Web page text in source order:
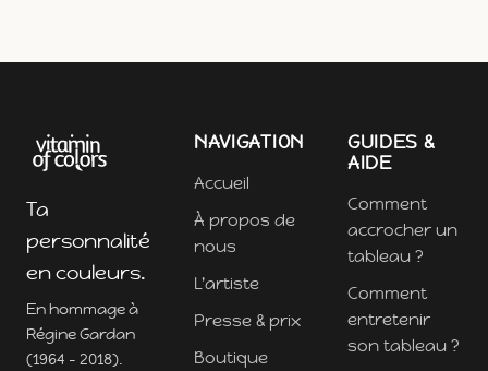
Ta
personnalité
en couleurs.
En hommage à
Régine Gardan
(1964 - 2018).
NAVIGATION
Accueil
À propos de
nous
L'artiste
Presse & prix
Boutique
GUIDES &
AIDE
Comment
accrocher un
tableau ?
Comment
entretenir
son tableau ?